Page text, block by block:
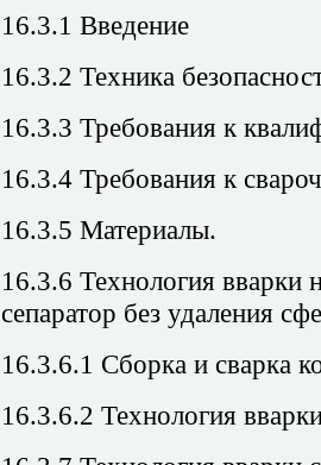
16.3.1 Введение
16.3.2 Техника
16.3.3 Требования к
16.3.4 Требования к
16.3.5 Материалы.
16.3.6 Технология вварки
сепаратор без удаления
16.3.6.1 Сборка и сварка
16.3.6.2 Технология